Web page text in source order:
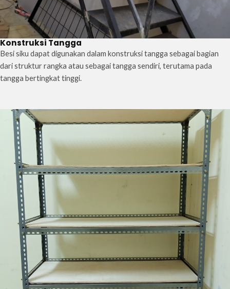
Konstruksi Tangga
Besi siku dapat digunakan dalam konstruksi tangga sebagai bagian
dari struktur rangka atau sebagai tangga sendiri, terutama pada
tangga bertingkat tinggi.